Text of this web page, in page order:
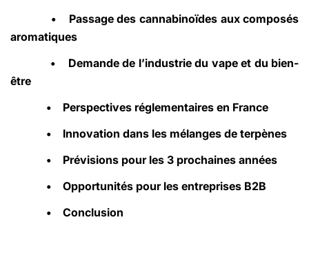
•
Passage des cannabinoïdes aux composés
aromatiques
•
Demande de l’industrie du vape et du bien-
être
•
Perspectives réglementaires en France
•
Innovation dans les mélanges de terpènes
•
Prévisions pour les 3 prochaines années
•
Opportunités pour les entreprises B2B
•
Conclusion